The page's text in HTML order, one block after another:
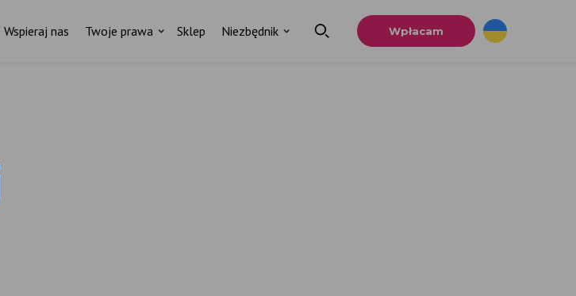
Wspieraj nas Twoje prawa Sklep Niezbędnik Wpłacam